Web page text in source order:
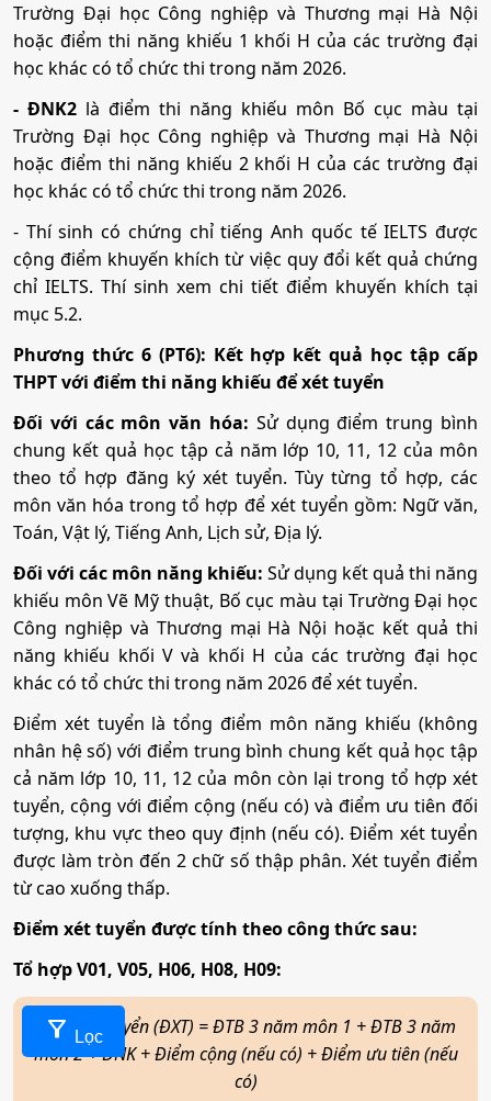
filter_alt Lọc
Trường Đại học Công nghiệp và Thương mại Hà Nội
hoặc điểm thi năng khiếu 1 khối H của các trường đại
học khác có tổ chức thi trong năm 2026.
- ĐNK2 là điểm thi năng khiếu môn Bố cục màu tại
Trường Đại học Công nghiệp và Thương mại Hà Nội
hoặc điểm thi năng khiếu 2 khối H của các trường đại
học khác có tổ chức thi trong năm 2026.
- Thí sinh có chứng chỉ tiếng Anh quốc tế IELTS được
cộng điểm khuyến khích từ việc quy đổi kết quả chứng
chỉ IELTS. Thí sinh xem chi tiết điểm khuyến khích tại
mục 5.2.
Phương thức 6 (PT6): Kết hợp kết quả học tập cấp
THPT với điểm thi năng khiếu để xét tuyển
Đối với các môn văn hóa: Sử dụng điểm trung bình
chung kết quả học tập cả năm lớp 10, 11, 12 của môn
theo tổ hợp đăng ký xét tuyển. Tùy từng tổ hợp, các
môn văn hóa trong tổ hợp để xét tuyển gồm: Ngữ văn,
Toán, Vật lý, Tiếng Anh, Lịch sử, Địa lý.
Đối với các môn năng khiếu: Sử dụng kết quả thi năng
khiếu môn Vẽ Mỹ thuật, Bố cục màu tại Trường Đại học
Công nghiệp và Thương mại Hà Nội hoặc kết quả thi
năng khiếu khối V và khối H của các trường đại học
khác có tổ chức thi trong năm 2026 để xét tuyển.
Điểm xét tuyển là tổng điểm môn năng khiếu (không
nhân hệ số) với điểm trung bình chung kết quả học tập
cả năm lớp 10, 11, 12 của môn còn lại trong tổ hợp xét
tuyển, cộng với điểm cộng (nếu có) và điểm ưu tiên đối
tượng, khu vực theo quy định (nếu có). Điểm xét tuyển
được làm tròn đến 2 chữ số thập phân. Xét tuyển điểm
từ cao xuống thấp.
Điểm xét tuyển được tính theo công thức sau:
Tổ hợp V01, V05, H06, H08, H09:
Điểm xét tuyển (ĐXT) = ĐTB 3 năm môn 1 + ĐTB 3 năm
môn 2 + ĐNK + Điểm cộng (nếu có) + Điểm ưu tiên (nếu
có)